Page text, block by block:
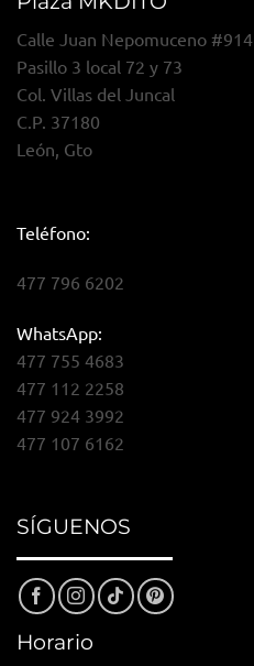
Calle Juan Nepomuceno #914
Pasillo 3 local 72 y 73
Col. Villas del Juncal
C.P. 37180
León, Gto
Teléfono:
477 796 6202
WhatsApp:
477 755 4683
477 112 2258
477 924 3992
477 107 6162
SÍGUENOS
Horario